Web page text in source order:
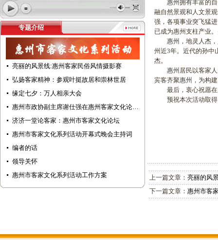
专题介绍
亮丽的风景线:惠州客家民俗风情摄影赛
弘扬客家精神：参观叶挺故居和崇林世居
缘定七夕：万人相亲大会
惠州市政协副主席谢仕强在惠州客家文化论…
济济一堂论客家：惠州市客家文化论坛
惠州市客家文化系列活动开幕式晚会主持词
编者的话
领导关怀
惠州市客家文化系列活动工作方案
惠州拥有丰富的自
融自然景观和人文景
强，各项事业突飞猛
已成为惠州支柱产业
惠州，地灵人杰，
州近3年。近代的孙中
杰。
惠州居民以客家人
宾客齐聚惠州，为构
最后，衷心祝愿在
预祝本次活动取得
上一篇文章：亮丽的风
下一篇文章：惠州市客